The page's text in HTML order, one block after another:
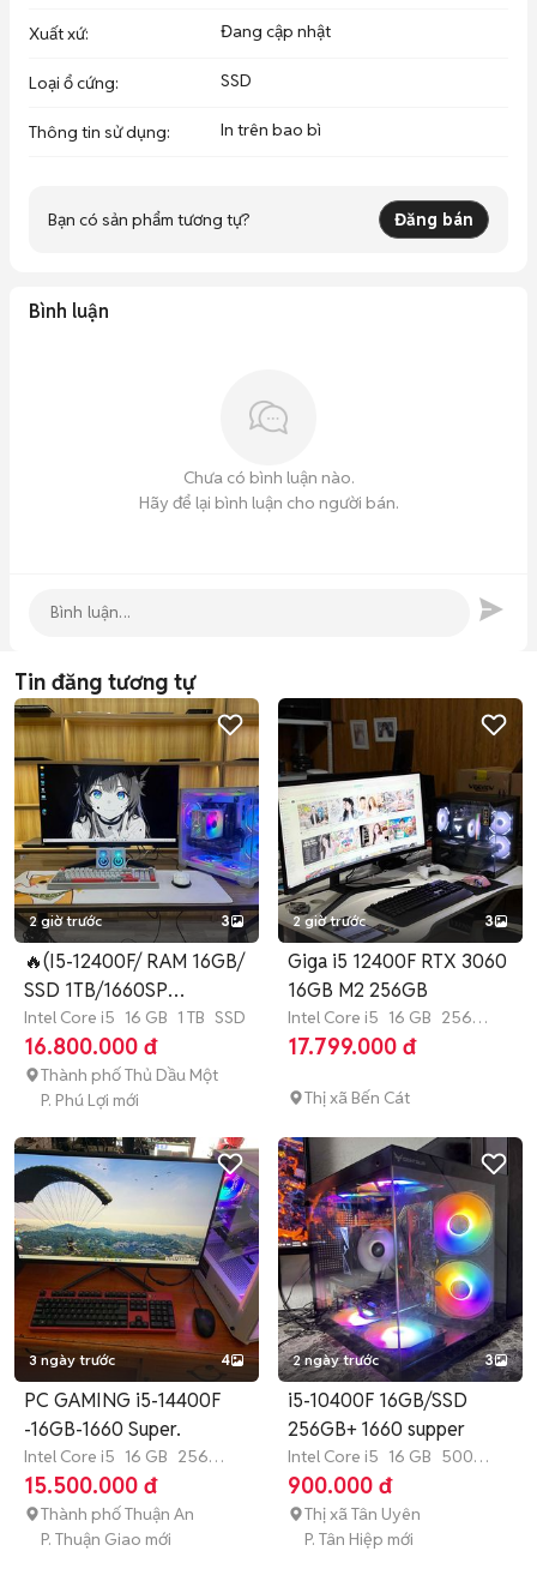
Xuất xứ: Đang cập nhật
Loại ổ cứng: SSD
Thông tin sử dụng: In trên bao bì
Bạn có sản phẩm tương tự? Đăng bán
Bình luận
Chưa có bình luận nào.
Hãy để lại bình luận cho người bán.
Tin đăng tương tự
2 giờ trước 3
🔥(I5-12400F/ RAM 16GB/
SSD 1TB/1660SP
6GB/27"FHD)
Intel Core i5 16 GB 1 TB SSD
16.800.000 đ
Thành phố Thủ Dầu Một
P. Phú Lợi mới
2 giờ trước 3
Giga i5 12400F RTX 3060
16GB M2 256GB
Intel Core i5 16 GB 256
GB SSD
17.799.000 đ
Thị xã Bến Cát
3 ngày trước 4
PC GAMING i5-14400F
-16GB-1660 Super.
Intel Core i5 16 GB 256
GB SSD
15.500.000 đ
Thành phố Thuận An
P. Thuận Giao mới
2 ngày trước 3
i5-10400F 16GB/SSD
256GB+ 1660 supper
Intel Core i5 16 GB 500
GB SSD
900.000 đ
Thị xã Tân Uyên
P. Tân Hiệp mới